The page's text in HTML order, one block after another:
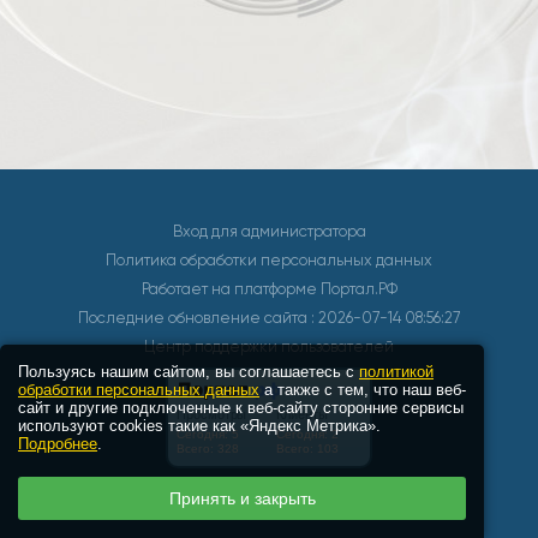
Пользуясь нашим сайтом, вы соглашаетесь сполитикой
обработки персональных данных а также с тем, что наш веб-
сайт и другие подключенные к веб-сайту сторонние сервисы
используют cookies такие как «Яндекс Метрика».
Подробнее.
Принять и закрыть
Вход для администратора
Политика обработки персональных данных
Работает на платформе Портал.РФ
Последние обновление сайта : 2026-07-14 08:56:27
Центр поддержки пользователей